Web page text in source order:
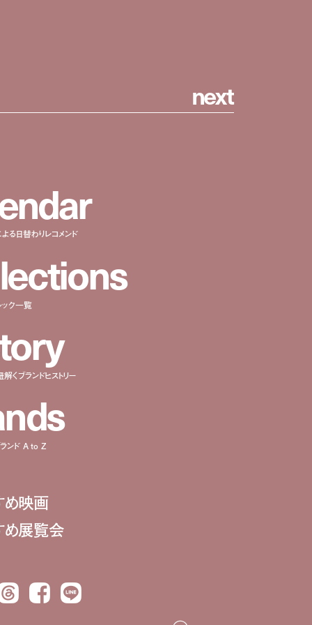
next
ndar
る日替わりレコメンド
ections
ック一覧
ory
くブランドヒストリー
nds
ランド A to Z
映画
展覧会
Facebook LINE